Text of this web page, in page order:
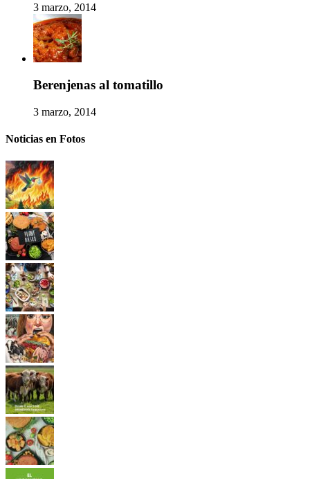
3 marzo, 2014
Berenjenas al tomatillo
3 marzo, 2014
Noticias en Fotos